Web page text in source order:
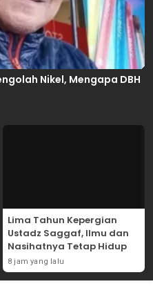
Nikel, Mengapa DBH
Lima Tahun Kepergian
Ustadz Saggaf, Ilmu dan
Nasihatnya Tetap Hidup
8 jam yang lalu